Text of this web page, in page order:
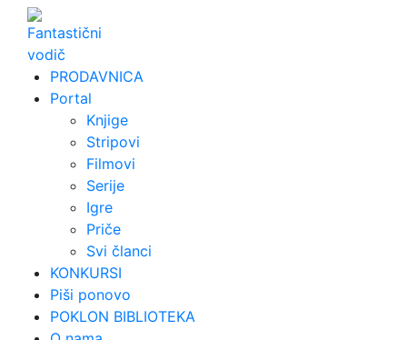
Skip
content
PRODAVNICA
Portal
Knjige
Stripovi
Filmovi
Serije
Igre
Priče
Svi članci
KONKURSI
Piši ponovo
POKLON BIBLIOTEKA